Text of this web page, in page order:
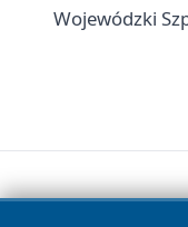
Wojewódzki